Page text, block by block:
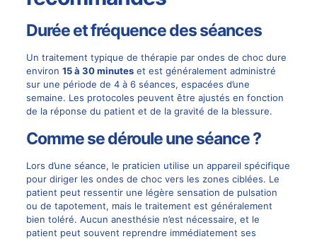
Durée et fréquence des séances
Un traitement typique de thérapie par ondes de choc dure
environ 15 à 30 minuteset est généralement administré
sur une période de 4 à 6 séances, espacées d’une
semaine. Les protocoles peuvent être ajustés en fonction
de la réponse du patient et de la gravité de la blessure.
Comme se déroule une séance ?
Lors d’une séance, le praticien utilise un appareil spécifique
pour diriger les ondes de choc vers les zones ciblées. Le
patient peut ressentir une légère sensation de pulsation
ou de tapotement, mais le traitement est généralement
bien toléré. Aucun anesthésie n’est nécessaire, et le
patient peut souvent reprendre immédiatement ses